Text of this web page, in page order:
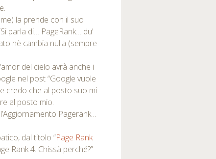
la prende con il suo
parla di… PageRank… du’
nè cambia nulla (sempre
del cielo avrà anche i
nel post “Google vuole
credo che al posto suo mi
al posto mio.
Pagerank…
dal titolo “Page Rank
Rank 4. Chissà perché?”